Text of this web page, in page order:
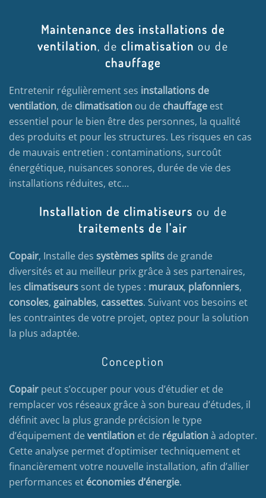
Maintenance des installations de
ventilation, de climatisation ou de
chauffage
Entretenir régulièrement ses installations de
ventilation, de climatisation ou de chauffage est
essentiel pour le bien être des personnes, la qualité
des produits et pour les structures. Les risques en cas
de mauvais entretien : contaminations, surcoût
énergétique, nuisances sonores, durée de vie des
installations réduites, etc…
Installation de climatiseurs ou de
traitements de l'air
Copair, Installe des systèmes splits de grande
diversités et au meilleur prix grâce à ses partenaires,
les climatiseurs sont de types : muraux, plafonniers,
consoles, gainables, cassettes. Suivant vos besoins et
les contraintes de votre projet, optez pour la solution
la plus adaptée.
Conception
Copair peut s’occuper pour vous d’étudier et de
remplacer vos réseaux grâce à son bureau d’études, il
définit avec la plus grande précision le type
d’équipement deventilation et de régulationà adopter.
Cette analyse permet d’optimiser techniquement et
financièrement votre nouvelle installation, afin d’allier
performances et économies d’énergie.